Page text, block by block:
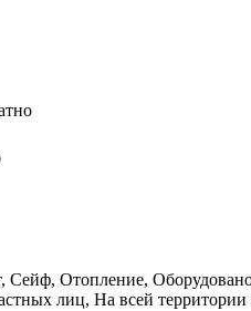
Отопление,
лиц, На всей территории